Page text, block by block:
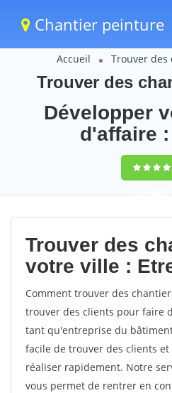
Chantier peinture
Accueil Trouver
Trouver des
Développer
d'affaire
9,5(100%)
votes
Trouver des
votre ville :
Comment trouver des
trouver des clients pour faire
tant qu'entreprise du
facile de trouver des clients
réaliser rapidement. Notre
vous permet de rentrer en